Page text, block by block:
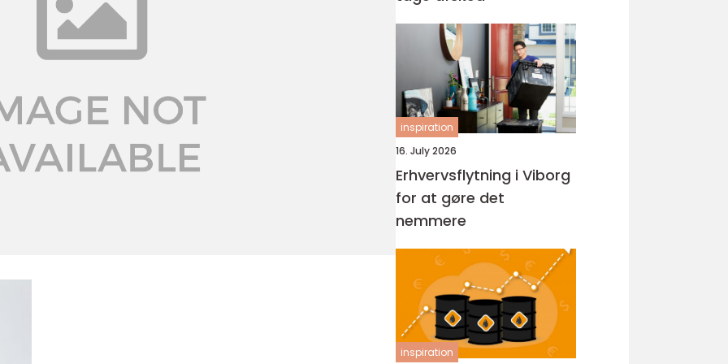
inspiration
16. July 2026
Erhvervsflytning i Viborg
for at gøre det
nemmere
inspiration